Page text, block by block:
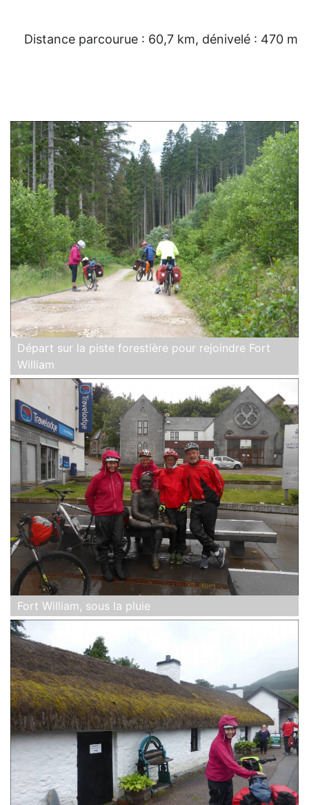
Distance parcourue : 60,7 km, dénivelé : 470 m
Départ sur la piste forestière pour rejoindre Fort
William
Fort William, sous la pluie